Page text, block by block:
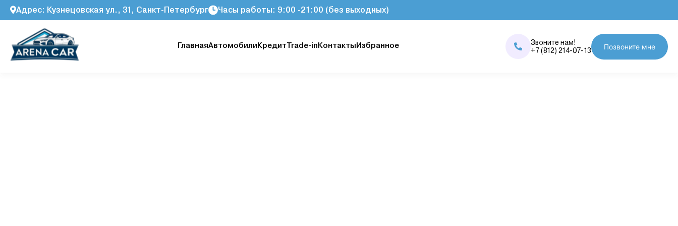
Адрес: Кузнецовская ул., 31, Санкт-Петербург Часы работы: 9:00 -21:00 (без выходных)
ГлавнаяАвтомобилиКредитTrade-inКонтактыИзбранное
Звоните нам!
+7 (812) 214-07-13
Позвоните мне